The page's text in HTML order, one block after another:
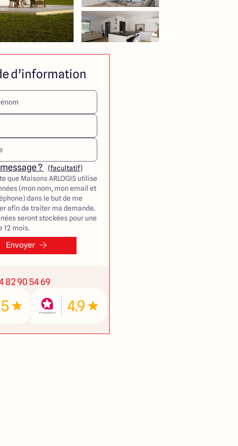
d’information
?
(facultatif)
que Maisons ARLOGIS utilise
(mon nom, mon email et
dans le but de me
afin de traiter ma demande.
seront stockées pour une
12 mois.
Envoyer
82 90 54 69
5 4.9